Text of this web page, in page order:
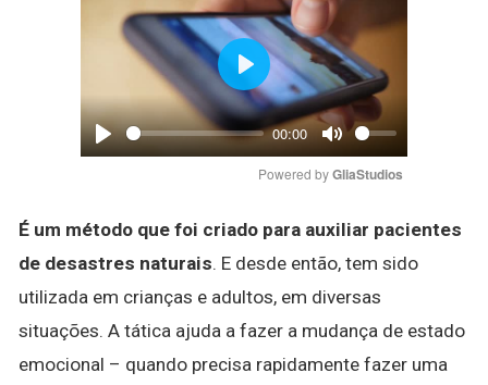
Play
00:00
Mute
Play
Powered by GliaStudios
É um método que foi criado para auxiliar pacientes
de desastres naturais. E desde então, tem sido
utilizada em crianças e adultos, em diversas
situações. A tática ajuda a fazer a mudança de estado
emocional – quando precisa rapidamente fazer uma